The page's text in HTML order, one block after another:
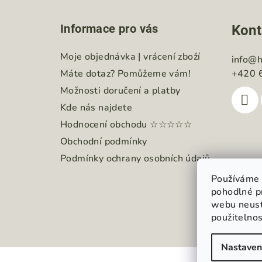
pohodlné
webu
Informace pro vás
Moje objednávka | vrácení zboží
Máte dotaz? Pomůžeme vám!
Možnosti doručení a platby
Kde nás najdete
Hodnocení obchodu ☆☆☆☆☆
Obchodní podmínky
Podmínky ochrany osobních údajů
info@
+420